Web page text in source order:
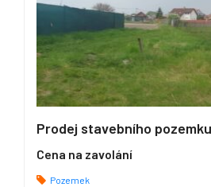
Prodej stavebního
Cena na zavolání
Pozemek